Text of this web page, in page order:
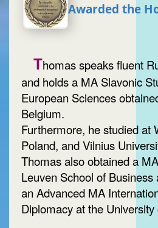
Awarded the
Thomas speaks fluent
and holds a MA Slavonic
European Sciences
Belgium.
Furthermore, he studied at
Poland, and Vilnius
Thomas also obtained a
Leuven School of
an Advanced MA
Diplomacy at the University